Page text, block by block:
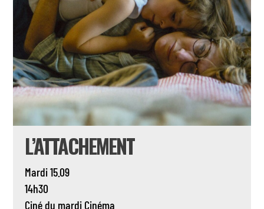
L’ATTACHEMENT
Mardi 15.09
14h30
Ciné du mardi Cinéma